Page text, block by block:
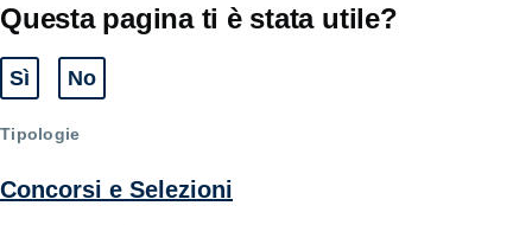
Questa pagina ti è stata utile?
Sì
Tipologie
Concorsi e Selezioni